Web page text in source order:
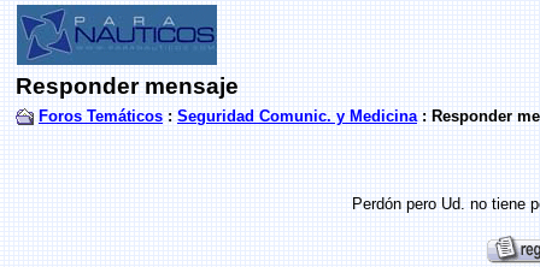
Responder mensaje
Foros Temáticos : Seguridad Comunic. y Medicina: Responder
Perdón pero Ud. no tiene